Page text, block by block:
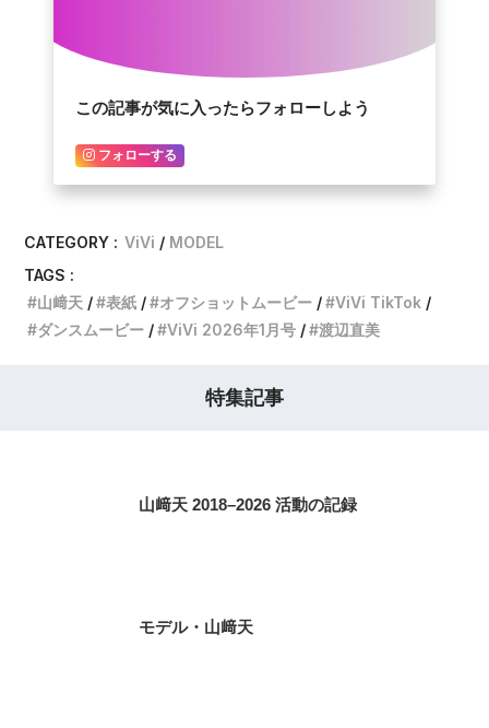
この記事が気に入ったらフォローしよう
フォローする
CATEGORY : ViVi
MODEL
TAGS :
山﨑天
表紙 オフショットムービー
ViVi TikTok
ダンスムービー
ViVi 2026年1月号 渡辺直美
特集記事
山﨑天 2018–2026 活動の記録
モデル・山﨑天